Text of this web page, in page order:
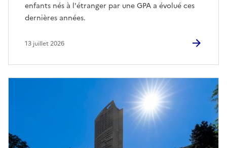
enfants nés à l'étranger par une GPA a évolué ces
dernières années.
13 juillet 2026